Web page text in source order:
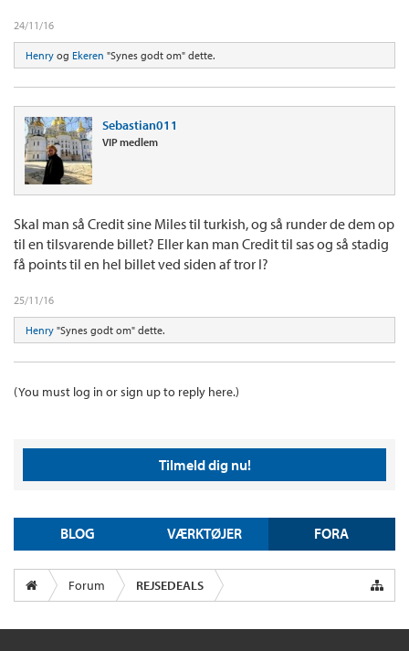
24/11/16
Henry og Ekeren "Synes godt om" dette.
Sebastian011
VIP medlem
Skal man så Credit sine Miles til turkish, og så runder de dem op
til en tilsvarende billet? Eller kan man Credit til sas og så stadig
få points til en hel billet ved siden af tror I?
25/11/16
Henry "Synes godt om" dette.
(You must log in or sign up to reply here.)
Tilmeld dig nu!
BLOG VÆRKTØJER FORA
Forum REJSEDEALS